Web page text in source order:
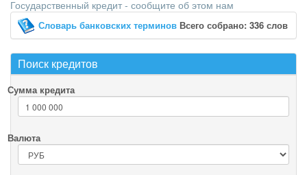
Государственный кредит - сообщите об этом нам
Словарь банковских терминов Всего собрано: 336 слов
Поиск кредитов
Сумма кредита
Валюта